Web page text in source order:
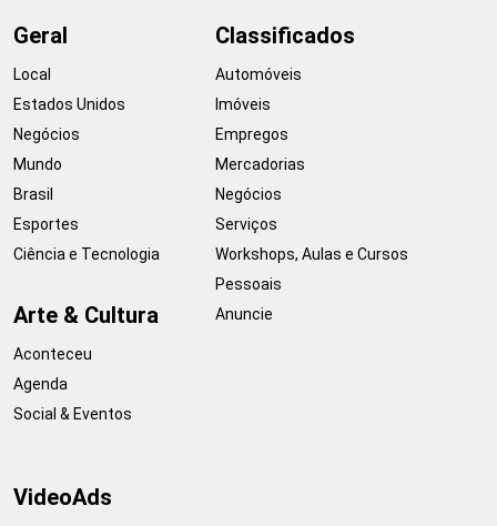
Geral
Local
Estados Unidos
Negócios
Mundo
Brasil
Esportes
Ciência e Tecnologia
Arte & Cultura
Aconteceu
Agenda
Social & Eventos
Classificados
Automóveis
Imóveis
Empregos
Mercadorias
Negócios
Serviços
Workshops, Aulas e Cursos
Pessoais
Anuncie
VideoAds